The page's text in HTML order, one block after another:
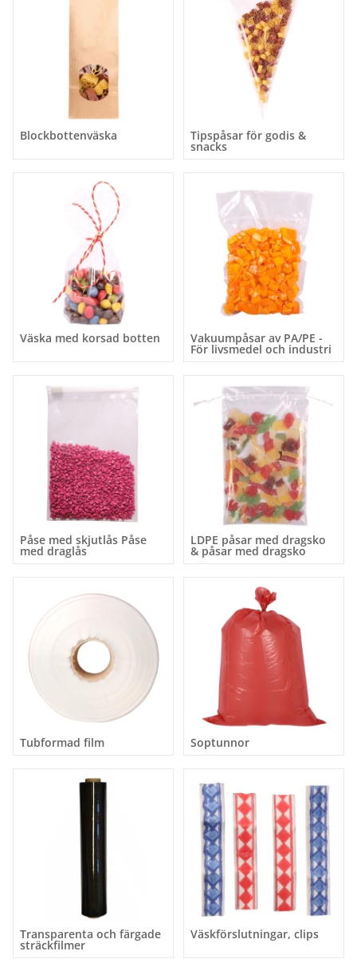
Blockbottenväska Tipspåsar för godis &
snacks
Väska med korsad botten Vakuumpåsar av PA/PE -
För livsmedel och industri
Påse med skjutlås Påse
med draglås
LDPE påsar med dragsko
& påsar med dragsko
Tubformad film Soptunnor
Transparenta och färgade
sträckfilmer
Väskförslutningar, clips